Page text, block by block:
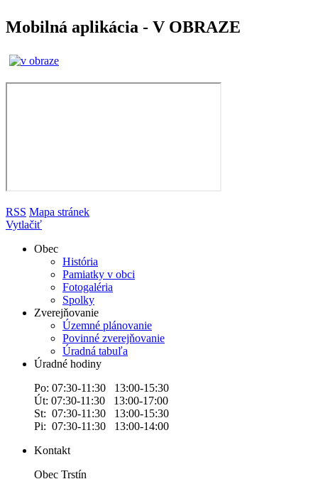
Mobilná aplikácia - V OBRAZE
RSS Mapa stránek
Vytlačiť
Obec
História
Pamiatky v obci
Fotogaléria
Spolky
Zverejňovanie
Územné plánovanie
Povinné zverejňovanie
Úradná tabuľa
Úradné hodiny
Po: 07:30-11:30 13:00-15:30
Út: 07:30-11:30 13:00-17:00
St: 07:30-11:30 13:00-15:30
Pi: 07:30-11:30 13:00-14:00
Kontakt
Obec Trstín